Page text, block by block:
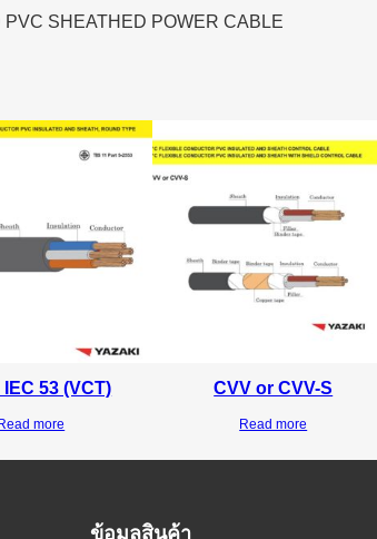
SHEATHED POWER CABLE
IEC 53 (VCT)
Read more
CVV or CVV-S
Read more
ข้อมูลสินค้า